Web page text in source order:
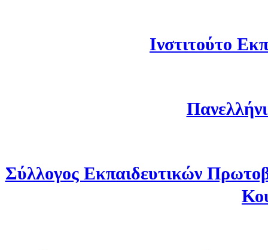
Ινστιτούτο
Σύλλογος Εκπαιδευτικών